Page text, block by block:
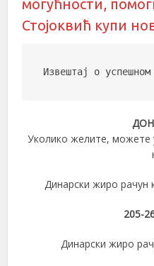
могућности,
Стојоквић купи
Извештај о
Уколико желите, можете
Динарски жиро рачун
205-
Динарски жиро